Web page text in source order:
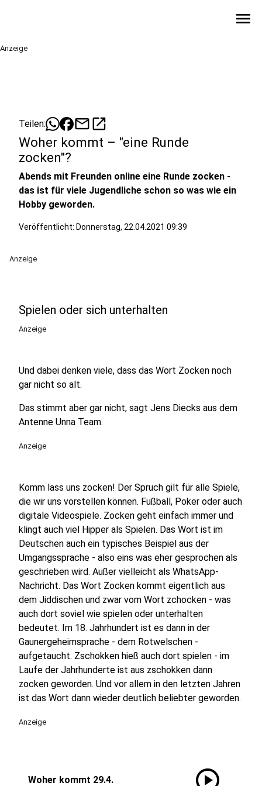
menu
Anzeige
Teilen: mailopen_in_new
Woher kommt – "eine Runde
zocken"?
Abends mit Freunden online eine Runde zocken -
das ist für viele Jugendliche schon so was wie ein
Hobby geworden.
Veröffentlicht: Donnerstag, 22.04.2021 09:39
Anzeige
Spielen oder sich unterhalten
Anzeige
Und dabei denken viele, dass das Wort Zocken noch
gar nicht so alt.
Das stimmt aber gar nicht, sagt Jens Diecks aus dem
Antenne Unna Team.
Anzeige
Komm lass uns zocken! Der Spruch gilt für alle Spiele,
die wir uns vorstellen können. Fußball, Poker oder auch
digitale Videospiele. Zocken geht einfach immer und
klingt auch viel Hipper als Spielen. Das Wort ist im
Deutschen auch ein typisches Beispiel aus der
Umgangssprache - also eins was eher gesprochen als
geschrieben wird. Außer vielleicht als WhatsApp-
Nachricht. Das Wort Zocken kommt eigentlich aus
dem Jiddischen und zwar vom Wort zchocken - was
auch dort soviel wie spielen oder unterhalten
bedeutet. Im 18. Jahrhundert ist es dann in der
Gaunergeheimsprache - dem Rotwelschen -
aufgetaucht. Zschokken hieß auch dort spielen - im
Laufe der Jahrhunderte ist aus zschokken dann
zocken geworden. Und vor allem in den letzten Jahren
ist das Wort dann wieder deutlich beliebter geworden.
Anzeige
Woher kommt 29.4.